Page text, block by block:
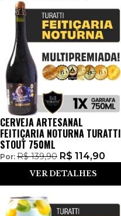
CERVEJA ARTESANAL
FEITIÇARIA NOTURNA TURATTI
STOUT 750ML
Por: R$139,90 R$ 114,90
VER DETALHES